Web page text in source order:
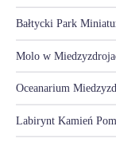
Bałtycki Park
Molo w
Oceanarium
Labirynt Kamień